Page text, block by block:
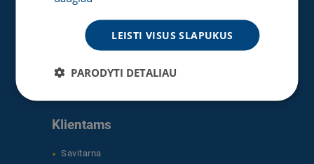
Akcijos
Greičio matuoklė
Klientams
Savitarna
LEISTI VISUS SLAPUKUS
PARODYTI DETALIAU